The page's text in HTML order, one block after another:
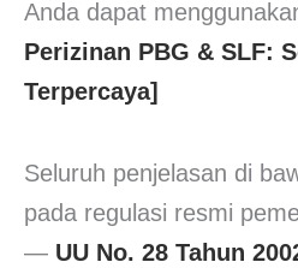
Anda dapat
Perizinan PBG & SLF:
Terpercaya]
Seluruh penjelasan di
pada regulasi resmi
— UU No. 28 Tahun